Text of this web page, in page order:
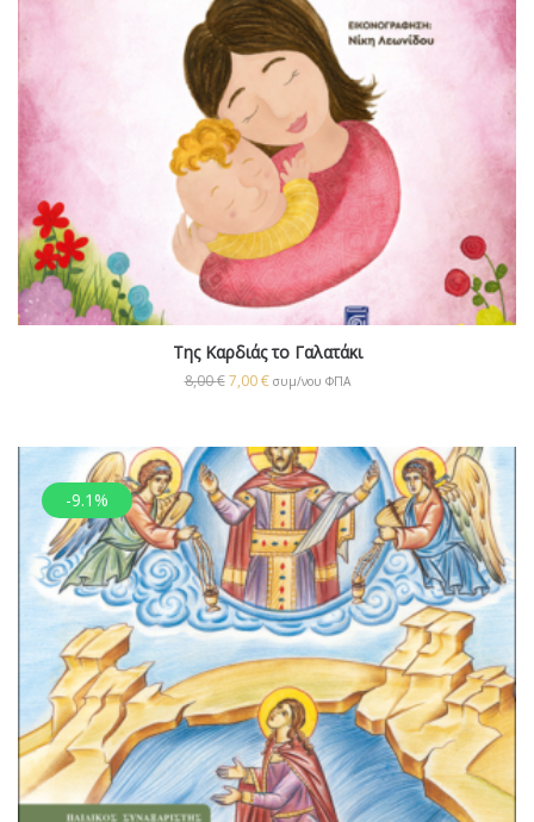
Της Καρδιάς το Γαλατάκι
8,00€ 7,00€ συμ/νου ΦΠΑ
-9.1%